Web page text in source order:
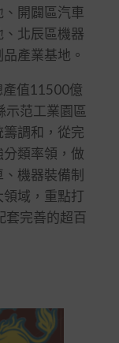
開闢區汽車
北辰區機器
產業基地。
值11500億
示范工業園區
調和，從完
類率領，做
機器裝備制
域，重點打
套完善的超百